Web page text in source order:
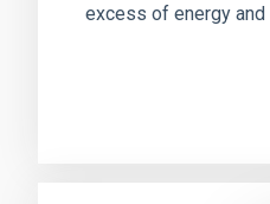
excess of energy and